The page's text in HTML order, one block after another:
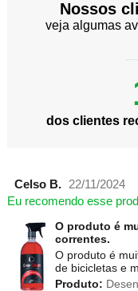
Nossos
veja algumas
dos clientes
Celso B.
22/11/2024
Eu recomendo esse
O produto é
correntes.
O produto é
de bicicletas e
Produto: